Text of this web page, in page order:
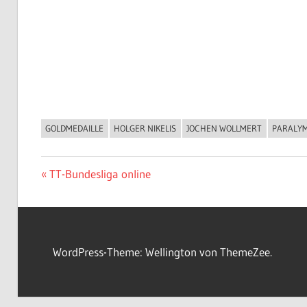
ALLGEMEIN
GOLDMEDAILLE HOLGER NIKELIS JOCHEN WOLLMERT
Beitragsnavigation
Vorheriger
TT-Bundesliga online
WordPress-Theme: Wellington von ThemeZee.